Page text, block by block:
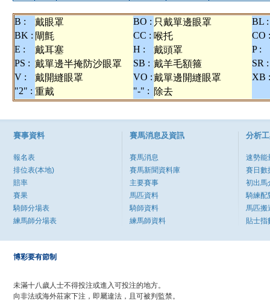
B : 戴眼罩 BO : 只戴單邊眼罩
BL :
BK : 閘氈 CC : 喉托
CO :
E :
戴耳塞 H : 戴頭罩
P :
PS : 戴單邊半掩防沙眼罩 SB : 戴羊毛額箍
SR :
V :
戴開縫眼罩 VO :戴單邊開縫眼罩
XB :
"2" : 重戴 "-" : 除去
賽事資料
報名表
排位表(本地)
賠率
賽果
騎師分場表
練馬師分場表
賽馬消息及資訊
賽馬消息
賽馬新聞資料庫
主要賽事
馬匹資料
騎師資料
練馬師資料
分析
速勢能
賽日數
初出馬
騎練配
馬匹搬
貼士指
博彩要有節制
未滿十八歲人士不得投注或進入可投注的地方。
向非法或海外莊家下注，即屬違法，且可被判監禁。